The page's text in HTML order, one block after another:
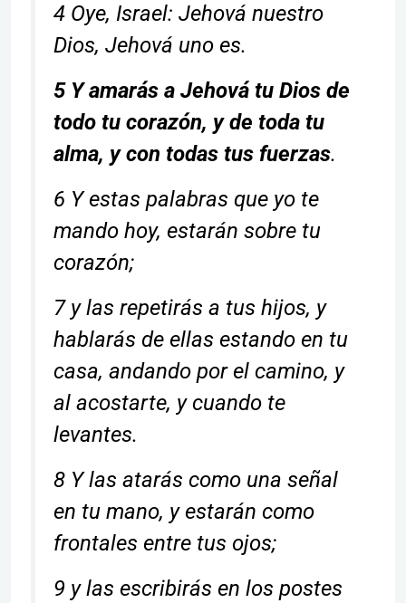
4 Oye, Israel: Jehová nuestro
Dios, Jehová uno es.
5 Y amarás a Jehová tu Dios de
todo tu corazón, y de toda tu
alma, y con todas tus fuerzas.
6 Y estas palabras que yo te
mando hoy, estarán sobre tu
corazón;
7 y las repetirás a tus hijos, y
hablarás de ellas estando en tu
casa, andando por el camino, y
al acostarte, y cuando te
levantes.
8 Y las atarás como una señal
en tu mano, y estarán como
frontales entre tus ojos;
9 y las escribirás en los postes